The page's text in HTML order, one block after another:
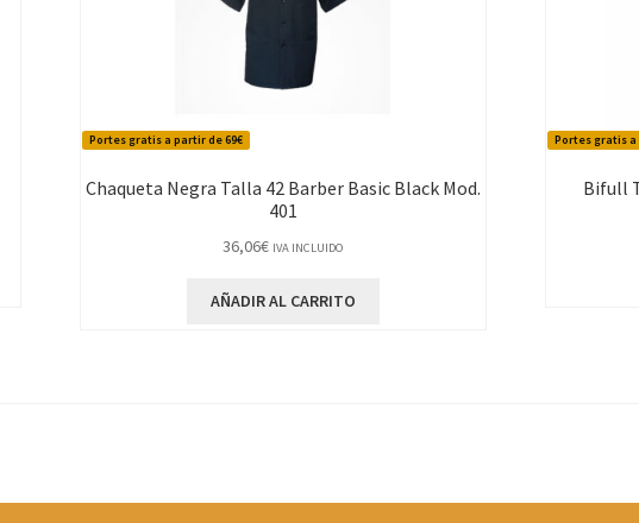
Portes gratis a partir de 69€
Chaqueta Negra Talla 42 Barber Basic Black Mod.
401
36,06€ IVA INCLUIDO
AÑADIR AL CARRITO
Portes gratis a
Bifull